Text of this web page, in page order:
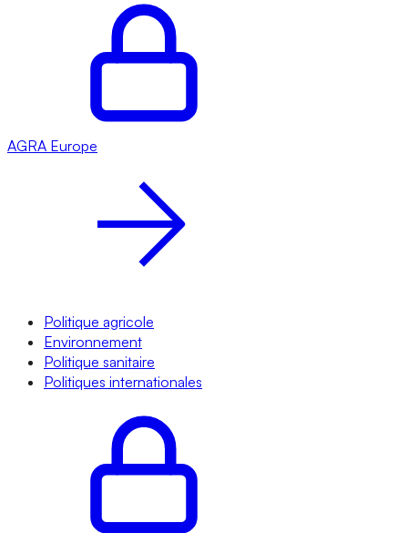
AGRA Europe
Politique agricole
Environnement
Politique sanitaire
Politiques internationales